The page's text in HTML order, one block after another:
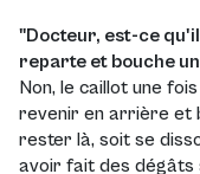
"Docteur, est-ce
reparte et bouche
Non, le caillot une
revenir en arrière et
rester là, soit se
avoir fait des dégâts